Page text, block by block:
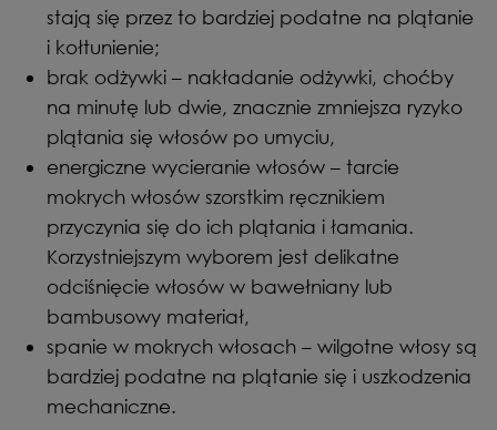
stają się przez to bardziej podatne na plątanie
i kołtunienie;
brak odżywki – nakładanie odżywki, choćby
na minutę lub dwie, znacznie zmniejsza ryzyko
plątania się włosów po umyciu,
energiczne wycieranie włosów – tarcie
mokrych włosów szorstkim ręcznikiem
przyczynia się do ich plątania i łamania.
Korzystniejszym wyborem jest delikatne
odciśnięcie włosów w bawełniany lub
bambusowy materiał,
spanie w mokrych włosach – wilgotne włosy są
bardziej podatne na plątanie się i uszkodzenia
mechaniczne.